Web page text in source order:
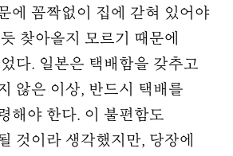
에 꼼짝없이 집에 갇혀 있어야
찾아올지 모르기 때문에
다. 일본은 택배함을 갖추고
않은 이상, 반드시 택배를
해야 한다. 이 불편함도
것이라 생각했지만, 당장에